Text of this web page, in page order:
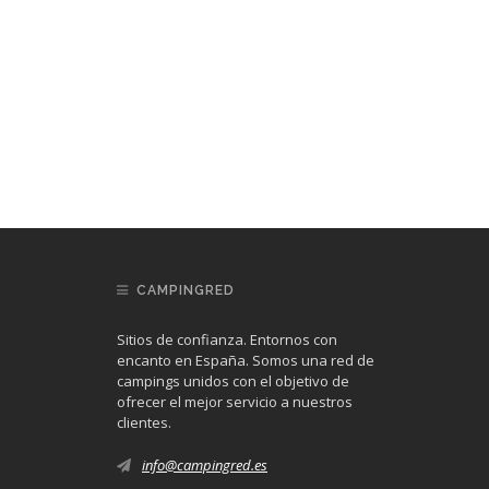
CAMPINGRED
Sitios de confianza. Entornos con
encanto en España. Somos una red de
campings unidos con el objetivo de
ofrecer el mejor servicio a nuestros
clientes.
info@campingred.es